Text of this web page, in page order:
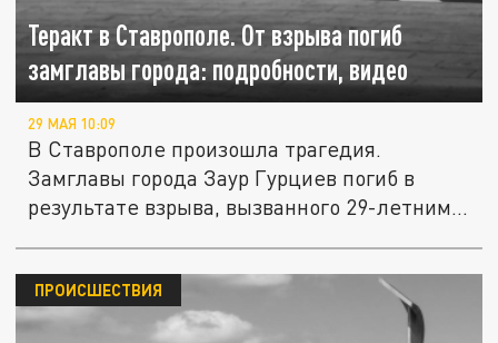
Теракт в Ставрополе. От взрыва погиб
замглавы города: подробности, видео
29 МАЯ 10:09
В Ставрополе произошла трагедия.
Замглавы города Заур Гурциев погиб в
результате взрыва, вызванного 29-летним...
ПРОИСШЕСТВИЯ